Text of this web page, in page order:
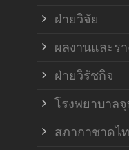
ฝ่ายวิจัย
ผลงานและร
ฝ่ายวิรัชกิจ
โรงพยาบาล
สภากาชาดไ